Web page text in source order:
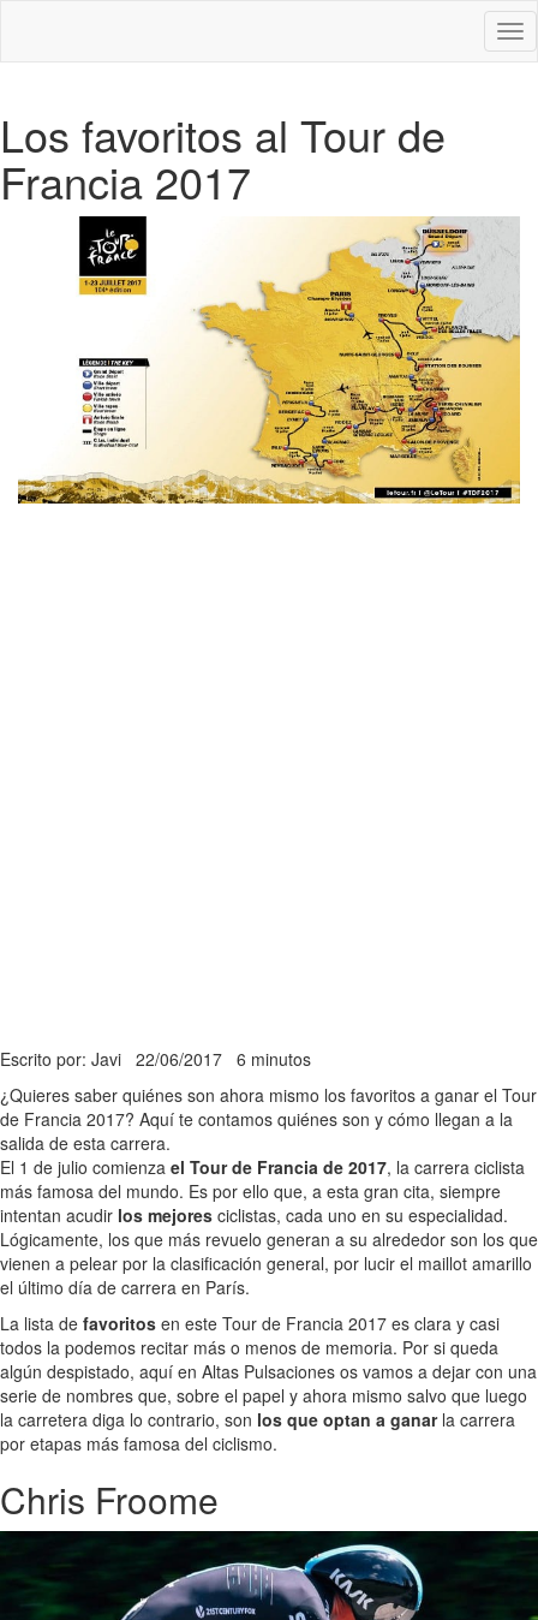
Los favoritos al Tour de
Francia 2017
Escrito por: Javi 22/06/2017 6 minutos
¿Quieres saber quiénes son ahora mismo los favoritos a ganar el Tour
de Francia 2017? Aquí te contamos quiénes son y cómo llegan a la
salida de esta carrera.
El 1 de julio comienza el Tour de Francia de 2017, la carrera ciclista
más famosa del mundo. Es por ello que, a esta gran cita, siempre
intentan acudir los mejores ciclistas, cada uno en su especialidad.
Lógicamente, los que más revuelo generan a su alrededor son los que
vienen a pelear por la clasificación general, por lucir el maillot amarillo
el último día de carrera en París.
La lista de favoritos en este Tour de Francia 2017 es clara y casi
todos la podemos recitar más o menos de memoria. Por si queda
algún despistado, aquí en Altas Pulsaciones os vamos a dejar con una
serie de nombres que, sobre el papel y ahora mismo salvo que luego
la carretera diga lo contrario, son los que optan a ganarla carrera
por etapas más famosa del ciclismo.
Chris Froome